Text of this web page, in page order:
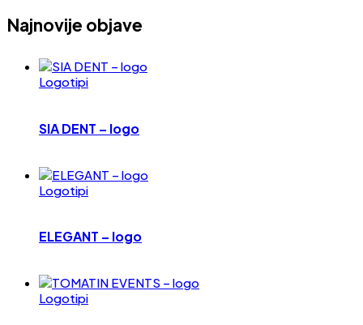
Najnovije objave
Logotipi
SIA DENT – logo
Logotipi
ELEGANT – logo
Logotipi